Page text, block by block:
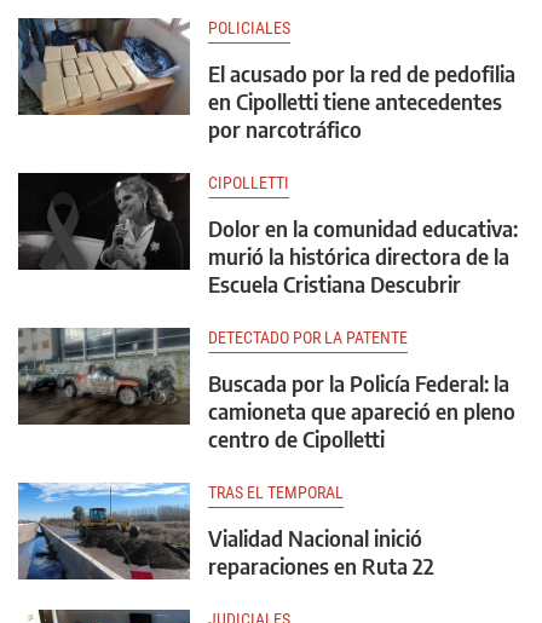
POLICIALES
El acusado por la red de pedofilia
en Cipolletti tiene antecedentes
por narcotráfico
CIPOLLETTI
Dolor en la comunidad educativa:
murió la histórica directora de la
Escuela Cristiana Descubrir
DETECTADO POR LA PATENTE
Buscada por la Policía Federal: la
camioneta que apareció en pleno
centro de Cipolletti
TRAS EL TEMPORAL
Vialidad Nacional inició
reparaciones en Ruta 22